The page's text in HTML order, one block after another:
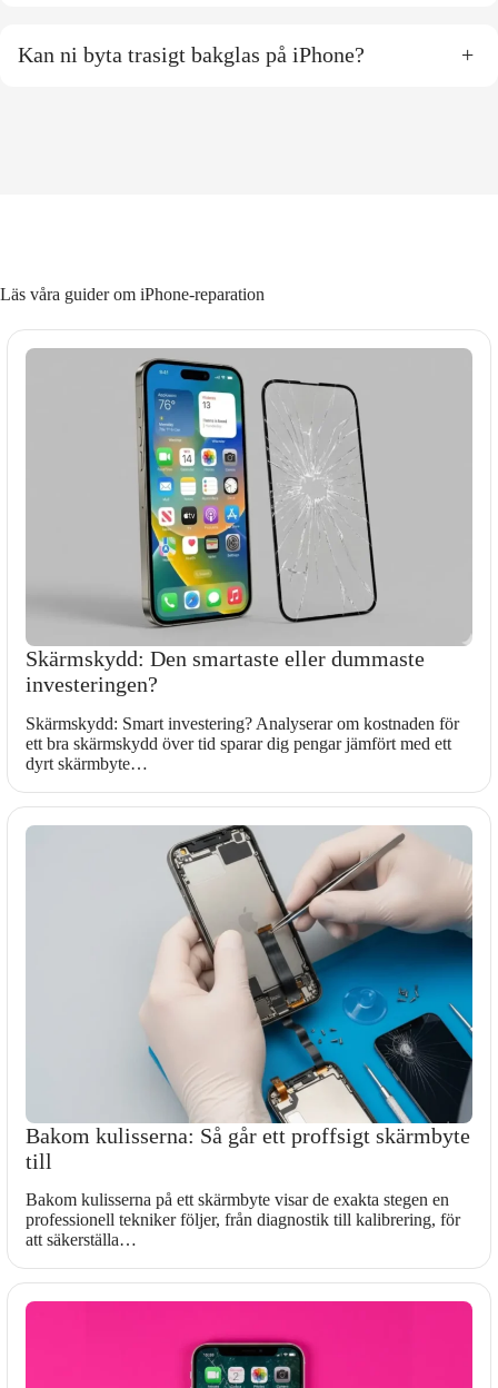
Kan ni byta trasigt bakglas på iPhone? +
Läs våra guider om iPhone-reparation
Skärmskydd: Den smartaste eller dummaste
investeringen?
Skärmskydd: Smart investering? Analyserar om kostnaden för
ett bra skärmskydd över tid sparar dig pengar jämfört med ett
dyrt skärmbyte…
Bakom kulisserna: Så går ett proffsigt skärmbyte
till
Bakom kulisserna på ett skärmbyte visar de exakta stegen en
professionell tekniker följer, från diagnostik till kalibrering, för
att säkerställa…